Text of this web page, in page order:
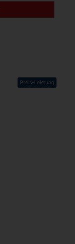
Preis-Leistung